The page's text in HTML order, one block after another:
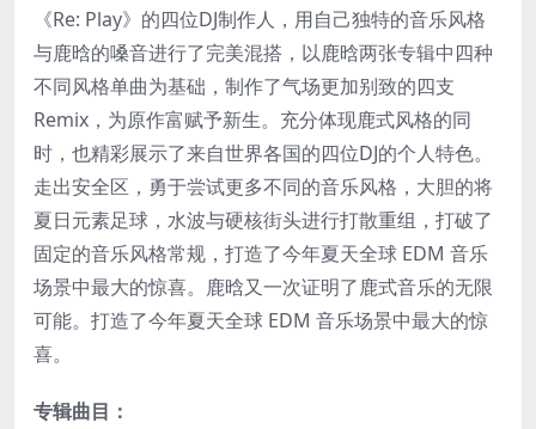
《Re: Play》的四位DJ制作人，用自己独特的音乐风格
与鹿晗的嗓音进行了完美混搭，以鹿晗两张专辑中四种
不同风格单曲为基础，制作了气场更加别致的四支
Remix，为原作富赋予新生。充分体现鹿式风格的同
时，也精彩展示了来自世界各国的四位DJ的个人特色。
走出安全区，勇于尝试更多不同的音乐风格，大胆的将
夏日元素足球，水波与硬核街头进行打散重组，打破了
固定的音乐风格常规，打造了今年夏天全球 EDM 音乐
场景中最大的惊喜。鹿晗又一次证明了鹿式音乐的无限
可能。打造了今年夏天全球 EDM 音乐场景中最大的惊
喜。
专辑曲目：